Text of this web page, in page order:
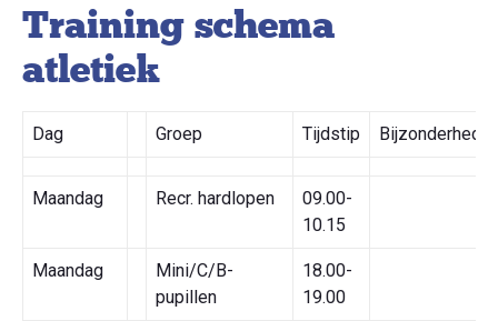
Training schema
atletiek
Dag Groep Tijdstip
Maandag Recr. hardlopen
09.00-
10.15
Maandag
Mini/C/B-
pupillen
18.00-
19.00